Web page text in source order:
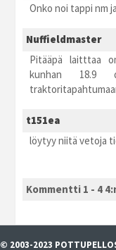
Onko noi tappi nm
Nuffieldmaster
Pitääpä laitttaa
kunhan 18.9
t151ea
löytyy niitä vetoja
Kommentti 1 - 4
© 2003-2023